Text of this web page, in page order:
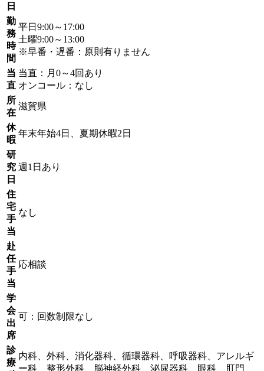
日
勤
務
時
間
平日9:00～17:00
土曜9:00～13:00
※早番・遅番：原則有りません
当
直
当直：月0～4回あり
オンコール：なし
所
在
滋賀県
休
暇
年末年始4日、夏期休暇2日
研
究
日
週1日あり
住
宅
手
当
なし
赴
任
手
当
応相談
学
会
出
席
可：回数制限なし
診
療
内科、外科、消化器科、循環器科、呼吸器科、アレルギ
ー科、整形外科、脳神経外科、泌尿器科、眼科、肛門